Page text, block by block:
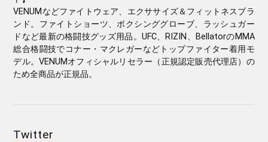
VENUMなどファイトウェア、エクササイズ＆フィットネスブラ
ンド。ファイトショーツ、ボクシンググローブ、ラッシュガー
ドなど最新の格闘技グッズ用品。UFC、RIZIN、BellatorのMMA
総合格闘技でコナー・マクレガーなどトップファイター着用モ
デル。VENUMオフィシャルリセラー（正規認定販売代理店）の
ため全商品が正規品。
Twitter